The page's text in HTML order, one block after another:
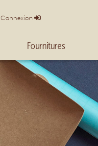
Connexion
Fournitures